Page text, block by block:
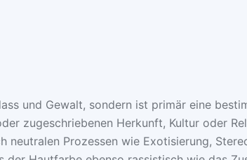
und Gewalt, sondern ist primär eine
zugeschriebenen Herkunft, Kultur oder
neutralen Prozessen wie Exotisierung,